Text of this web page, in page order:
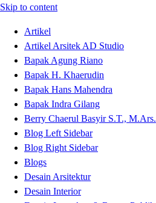
Skip to content
Artikel
Artikel Arsitek AD Studio
Bapak Agung Riano
Bapak H. Khaerudin
Bapak Hans Mahendra
Bapak Indra Gilang
Berry Chaerul Basyir S.T., M.Ars.
Blog Left Sidebar
Blog Right Sidebar
Blogs
Desain Arsitektur
Desain Interior